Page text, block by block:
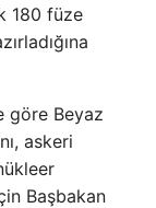
180 füze
göre Beyaz
askeri
Başbakan